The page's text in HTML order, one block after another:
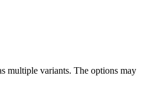
multiple variants. The options may